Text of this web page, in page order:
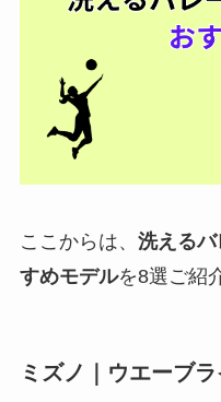
ここからは、 洗える
すめモデルを8選ご紹
ミズノ｜ウエーブ